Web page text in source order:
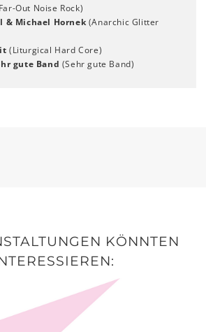
Out Noise Rock)
& Michael Hornek (Anarchic Glitter
(Liturgical Hard Core)
gute Band (Sehr gute Band)
KÖNNTEN